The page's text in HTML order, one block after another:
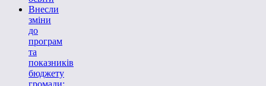
Внесли
зміни
до
програм
та
показників
бюджету
громади: